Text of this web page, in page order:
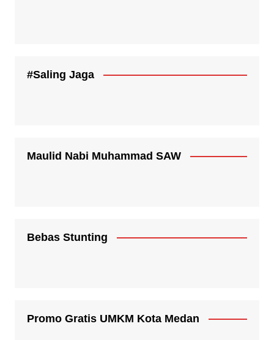
#Saling Jaga
Maulid Nabi Muhammad SAW
Bebas Stunting
Promo Gratis UMKM Kota Medan